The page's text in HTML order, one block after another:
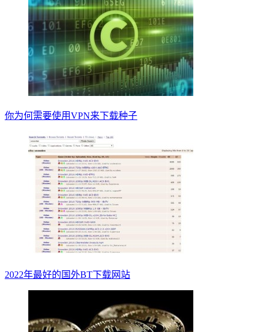
你为何需要使用VPN来下载种子
2022年最好的国外BT下载网站